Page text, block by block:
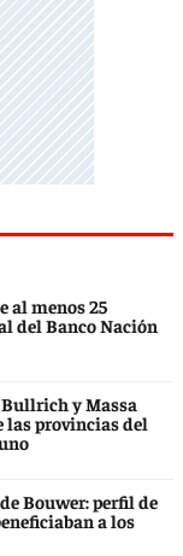
al menos 25
del Banco Nación
y Massa
las provincias del
Bouwer: perfil de
a los